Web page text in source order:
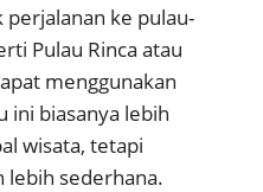
perjalanan ke pulau-
Pulau Rinca atau
menggunakan
ini biasanya lebih
wisata, tetapi
lebih sederhana.